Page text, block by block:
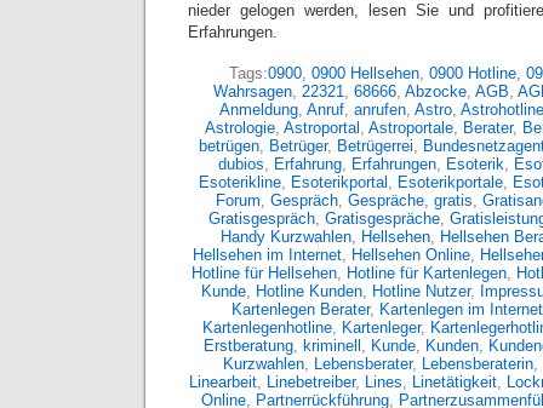
nieder gelogen werden, lesen Sie und
Erfahrungen.
Tags:0900, 0900 Hellsehen, 0900 Hotline,
Wahrsagen, 22321, 68666, Abzocke, AGB,
Anmeldung, Anruf, anrufen, Astro, Astrohotline
Astrologie, Astroportal , Astroportale, Berater,
betrügen, Betrüger, Betrügerrei,
dubios, Erfahrung, Erfahrungen, Esoterik,
Esoterikline, Esoterikportal , Esoterikportale,
Forum, Gespräch, Gespräche, gratis,
Gratisgespräch, Gratisgespräche,
Handy Kurzwahlen, Hellsehen, Hellsehen
Hellsehen im Internet, Hellsehen Online, Hellseher
Hotline für Hellsehen, Hotline für Kartenlegen,
Kunde, Hotline Kunden, Hotline Nutzer,
Kartenlegen Berater, Kartenlegen im Internet
Kartenlegenhotline, Kartenleger,
Erstberatung, kriminell , Kunde, Kunden,
Kurzwahlen, Lebensberater, Lebensberaterin,
Linearbeit, Linebetreiber, Lines, Linetätigkeit,
Online, Partnerrückführung,